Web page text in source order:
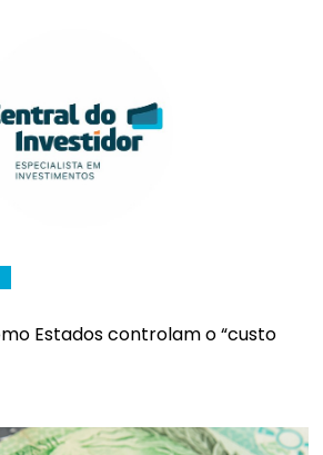
Estados controlam o “custo